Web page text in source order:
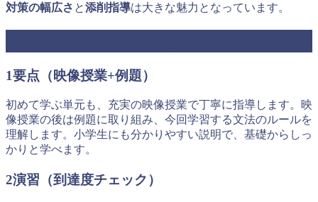
対策の幅広さ と添削指導は大きな魅力となっています。
1要点（映像授業+例題）
初めて学ぶ単元も、充実の映像授業で丁寧に指導します。映
像授業の後は例題に取り組み、今回学習する文法のルールを
理解します。小学生にも分かりやすい説明で、基礎からしっ
かりと学べます。
2演習（到達度チェック）